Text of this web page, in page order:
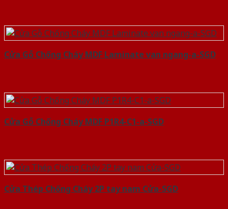
Cửa Gỗ Chống Cháy MDF Laminate van ngang-a-SGD
Cửa Gỗ Chống Cháy MDF P1R4-C1-a-SGD
Cửa Thép Chống Cháy 2P tay nam Cửa-SGD